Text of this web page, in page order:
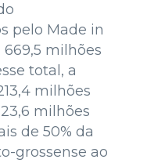
pelo Made in
669,5 milhões
total, a
milhões
milhões
de 50% da
grossense ao